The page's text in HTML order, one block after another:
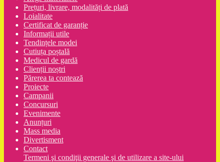
Prețuri, livrare, modalități de plată
Loialitate
Certificat de garanție
Informații utile
Tendințele modei
Cutiuța poștală
Medicul de gardă
Clienții noștri
Părerea ta contează
Proiecte
Campanii
Concursuri
Evenimente
Anunțuri
Mass media
Divertisment
Contact
Termeni şi condiţii generale şi de utilizare a site-ului